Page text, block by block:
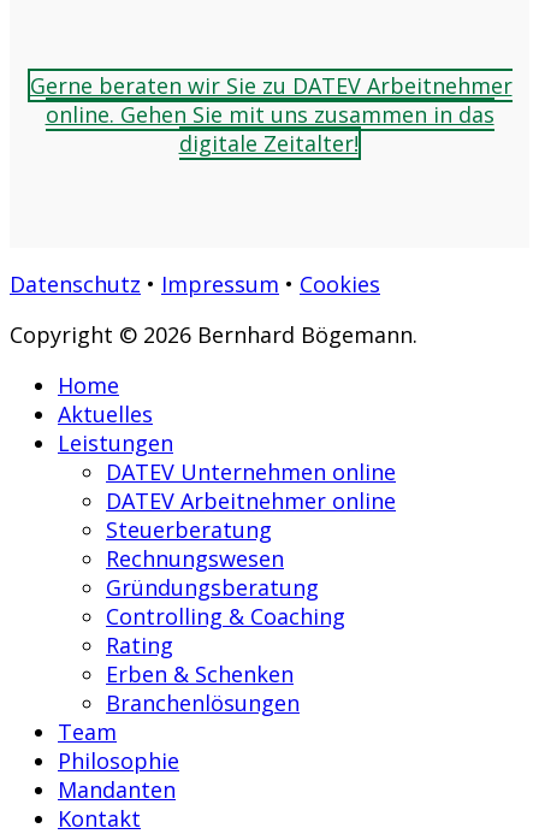
Gerne beraten wir Sie zu DATEV Arbeitnehmer
online. Gehen Sie mit uns zusammen in das
digitale Zeitalter!
Datenschutz • Impressum • Cookies
Copyright © 2026 Bernhard Bögemann.
Home
Aktuelles
Leistungen
DATEV Unternehmen online
DATEV Arbeitnehmer online
Steuerberatung
Rechnungswesen
Gründungsberatung
Controlling & Coaching
Rating
Erben & Schenken
Branchenlösungen
Team
Philosophie
Mandanten
Kontakt